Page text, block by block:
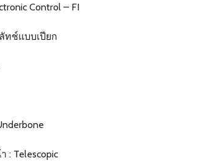
Control – FI
ทช์แบบเปียก
: Telescopic